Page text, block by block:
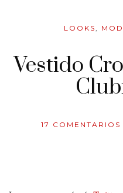
LOOKS,
Vestido
17 COMENTARIOS